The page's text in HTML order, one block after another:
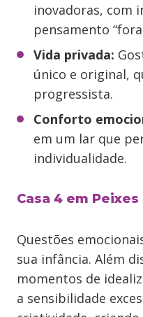
inovadoras, com
pensamento “fora
Vida privada:
único e original,
progressista.
Conforto
em um lar que
individualidade.
Casa 4 em Peixes
Questões
sua infância. Além
momentos de
a sensibilidade